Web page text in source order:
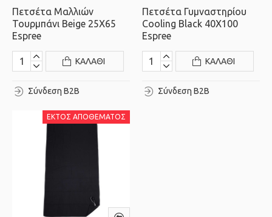
Πετσέτα Μαλλιών
Τουρμπάνι Beige 25X65
Espree
ΚΑΛΆΘΙ
Σύνδεση B2B
Πετσέτα Γυμναστηρίου
Cooling Black 40X100
Espree
ΚΑΛΆΘΙ
Σύνδεση B2B
ΕΚΤΌΣ ΑΠΟΘΈΜΑΤΟΣ